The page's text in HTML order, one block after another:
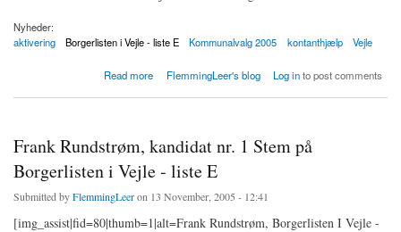
Nyheder:
aktivering
Borgerlisten i Vejle - liste E Kommunalvalg 2005 kontanthjælp Vejle
Read more
about Børkop: Coop udnytter tvangsarbejdere i .. Danmark!
FlemmingLeer's blog Log into post comments
Frank Rundstrøm, kandidat nr. 1 Stem på
Borgerlisten i Vejle - liste E
Submitted byFlemmingLeeron 13 November, 2005 - 12:41
[img_assist|fid=80|thumb=1|alt=Frank Rundstrøm, Borgerlisten I Vejle -